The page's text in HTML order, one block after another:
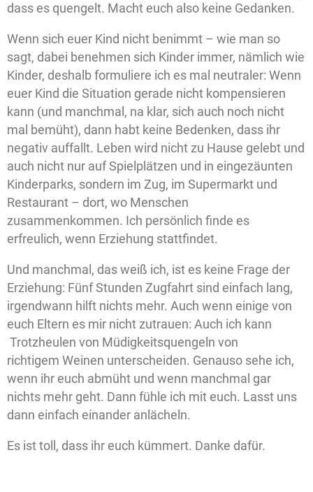
dass es quengelt. Macht euch also keine Gedanken.
Wenn sich euer Kind nicht benimmt – wie man so
sagt, dabei benehmen sich Kinder immer, nämlich wie
Kinder, deshalb formuliere ich es mal neutraler: Wenn
euer Kind die Situation gerade nicht kompensieren
kann (und manchmal, na klar, sich auch noch nicht
mal bemüht), dann habt keine Bedenken, dass ihr
negativ auffallt. Leben wird nicht zu Hause gelebt und
auch nicht nur auf Spielplätzen und in eingezäunten
Kinderparks, sondern im Zug, im Supermarkt und
Restaurant – dort, wo Menschen
zusammenkommen. Ich persönlich finde es
erfreulich, wenn Erziehung stattfindet.
Und manchmal, das weiß ich, ist es keine Frage der
Erziehung: Fünf Stunden Zugfahrt sind einfach lang,
irgendwann hilft nichts mehr. Auch wenn einige von
euch Eltern es mir nicht zutrauen: Auch ich kann
Trotzheulen von Müdigkeitsquengeln von
richtigem Weinen unterscheiden. Genauso sehe ich,
wenn ihr euch abmüht und wenn manchmal gar
nichts mehr geht. Dann fühle ich mit euch. Lasst uns
dann einfach einander anlächeln.
Es ist toll, dass ihr euch kümmert. Danke dafür.